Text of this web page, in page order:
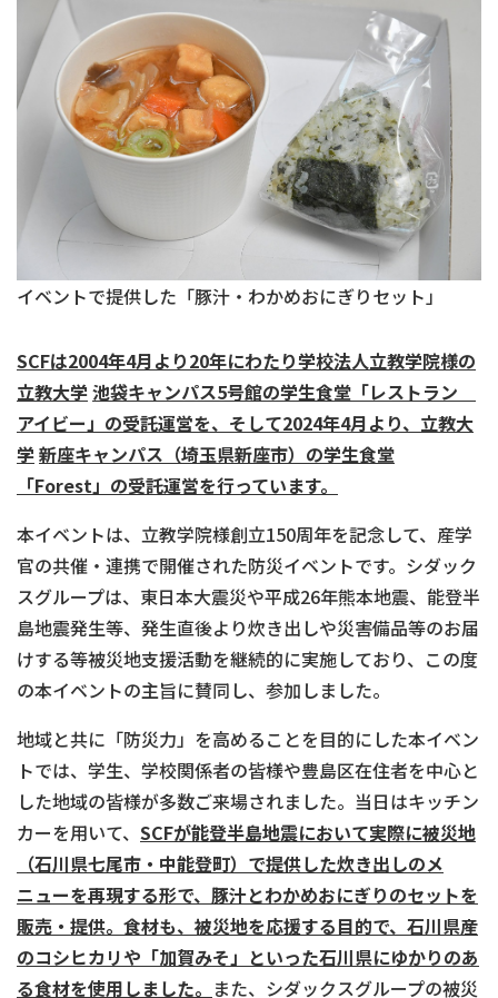
イベントで提供した「豚汁・わかめおにぎりセット」
SCFは2004年4月より20年にわたり学校法人立教学院様の
立教大学池袋キャンパス5号館の学生食堂「レストラン
アイビー」の受託運営を、そして2024年4月より、立教大
学新座キャンパス（埼玉県新座市）の学生食堂
「Forest 」の受託運営を行っています。
本イベントは、立教学院様創立150周年を記念して、産学
官の共催・連携で開催された防災イベントです。シダック
スグループは、東日本大震災や平成26年熊本地震、能登半
島地震発生等、発生直後より炊き出しや災害備品等のお届
けする等被災地支援活動を継続的に実施しており、この度
の本イベントの主旨に賛同し、参加しました。
地域と共に「防災力」を高めることを目的にした本イベン
トでは、学生、学校関係者の皆様や豊島区在住者を中心と
した地域の皆様が多数ご来場されました。当日はキッチン
カーを用いて、 SCFが能登半島地震において実際に被災地
（石川県七尾市・中能登町）で提供した炊き出しのメ
ニューを再現する形で、豚汁とわかめおにぎりのセットを
販売・提供。食材も、被災地を応援する目的で、石川県産
のコシヒカリや「加賀みそ」といった石川県にゆかりのあ
る食材を使用しました。 また、シダックスグループの被災